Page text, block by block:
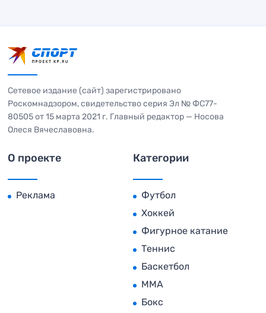
Сетевое издание (сайт) зарегистрировано
Роскомнадзором, свидетельство серия Эл № ФС77-
80505 от 15 марта 2021 г. Главный редактор — Носова
Олеся Вячеславовна.
О проекте
Реклама
Категории
Футбол
Хоккей
Фигурное катание
Теннис
Баскетбол
MMA
Бокс